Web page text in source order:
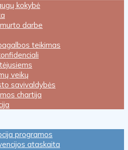
kokybė
darbe
teikimas
veikų
savivaldybės
chartija
programos
ataskaita